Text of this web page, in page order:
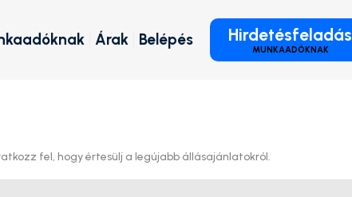
Hirdetésfeladás
MUNKAADÓKNAK
Belépés
Árak
fel, hogy értesülj a legújabb állásajánlatokról.